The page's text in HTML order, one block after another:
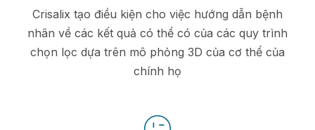
Crisalix tạo điều kiện cho việc hướng dẫn bệnh
nhân về các kết quả có thể có của các quy trình
chọn lọc dựa trên mô phỏng 3D của cơ thể của
chính họ